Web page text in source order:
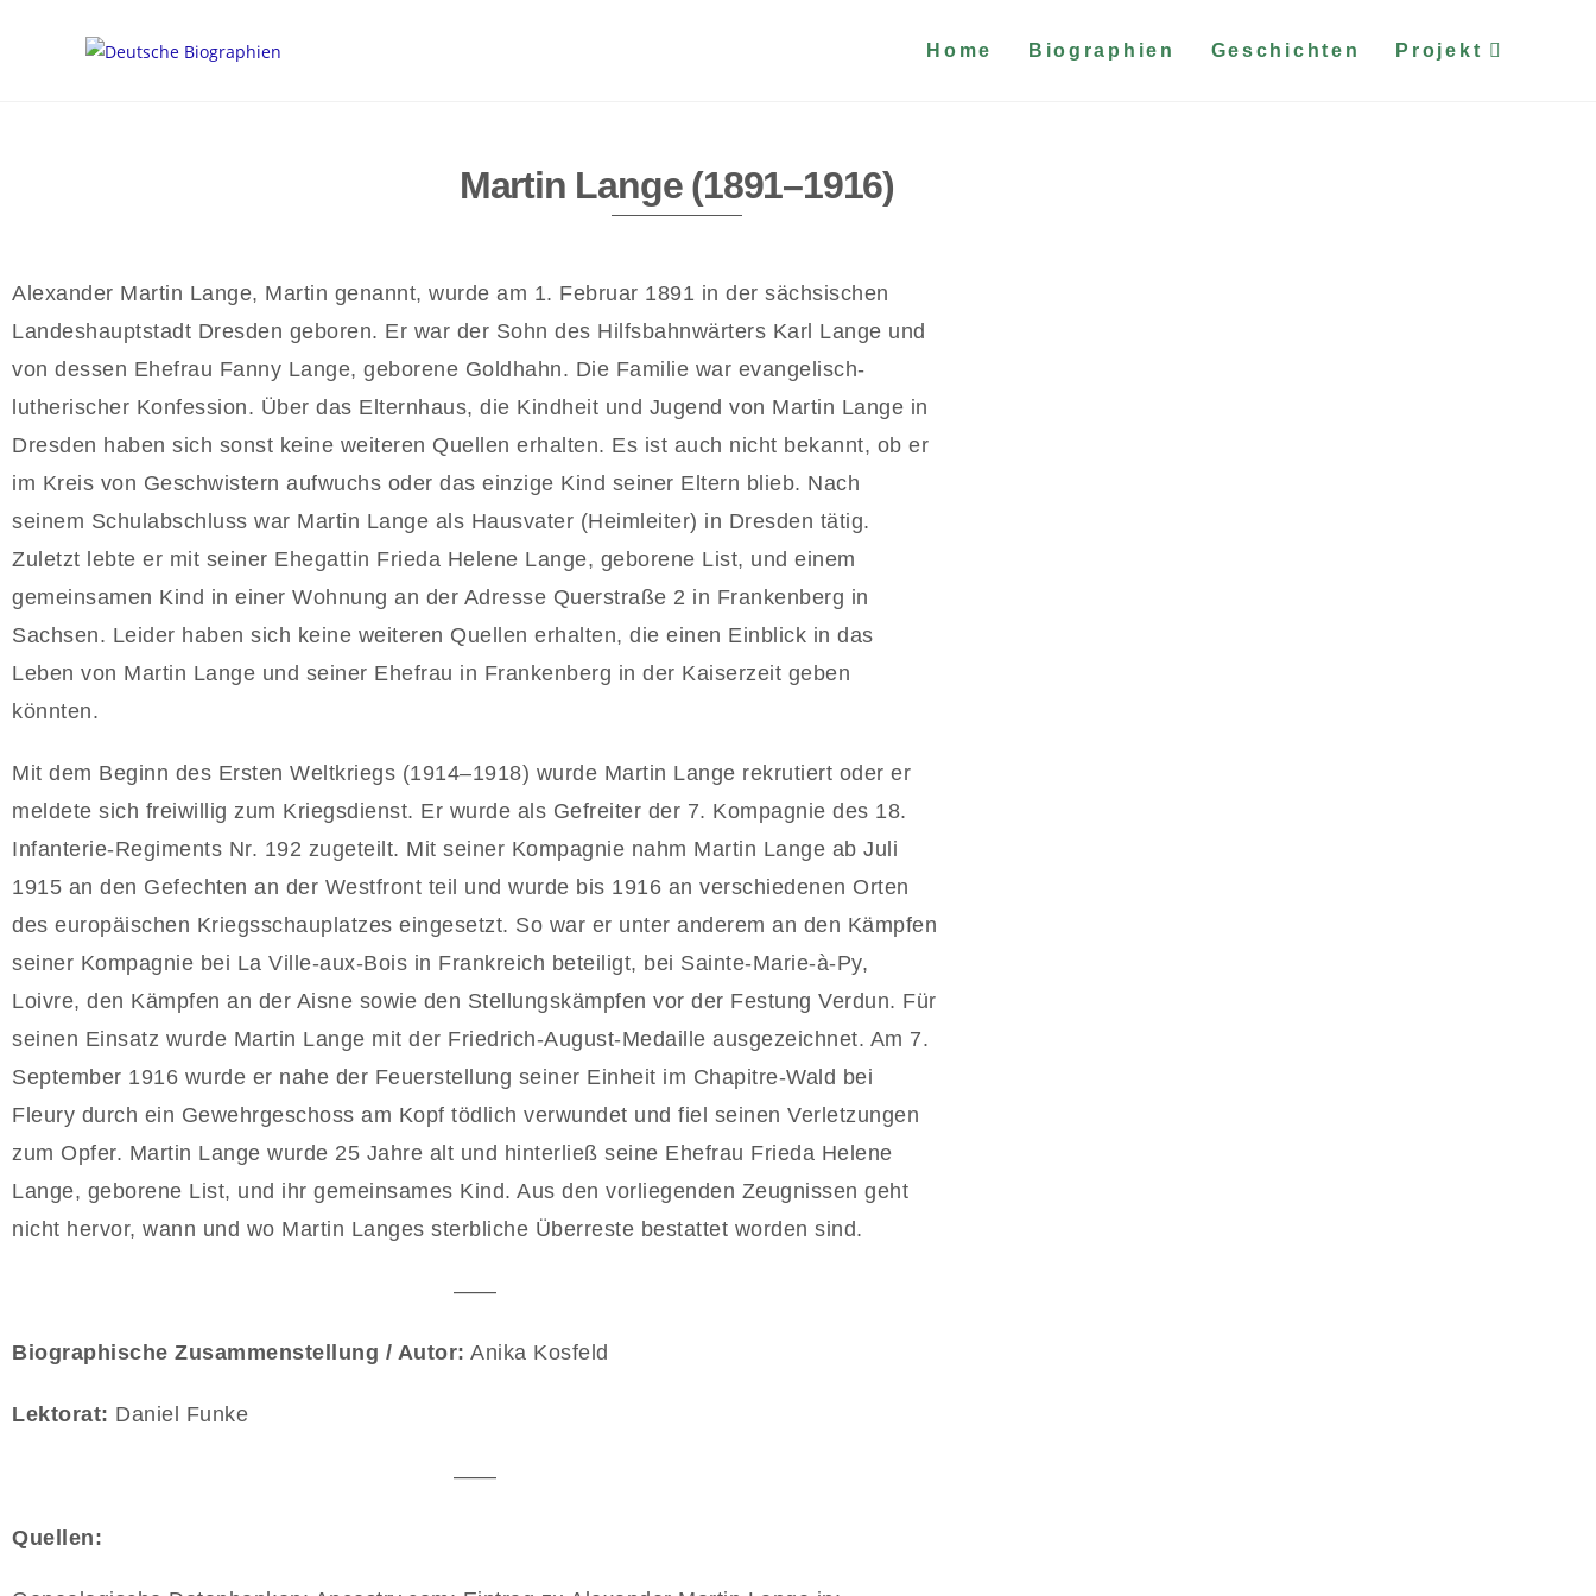
Home Biographien Geschichten Projekt
Martin Lange (1891–1916)
Alexander Martin Lange, Martin genannt, wurde am 1. Februar 1891 in der sächsischen
Landeshauptstadt Dresden geboren. Er war der Sohn des Hilfsbahnwärters Karl Lange und
von dessen Ehefrau Fanny Lange, geborene Goldhahn. Die Familie war evangelisch-
lutherischer Konfession. Über das Elternhaus, die Kindheit und Jugend von Martin Lange in
Dresden haben sich sonst keine weiteren Quellen erhalten. Es ist auch nicht bekannt, ob er
im Kreis von Geschwistern aufwuchs oder das einzige Kind seiner Eltern blieb. Nach
seinem Schulabschluss war Martin Lange als Hausvater (Heimleiter) in Dresden tätig.
Zuletzt lebte er mit seiner Ehegattin Frieda Helene Lange, geborene List, und einem
gemeinsamen Kind in einer Wohnung an der Adresse Querstraße 2 in Frankenberg in
Sachsen. Leider haben sich keine weiteren Quellen erhalten, die einen Einblick in das
Leben von Martin Lange und seiner Ehefrau in Frankenberg in der Kaiserzeit geben
könnten.
Mit dem Beginn des Ersten Weltkriegs (1914–1918) wurde Martin Lange rekrutiert oder er
meldete sich freiwillig zum Kriegsdienst. Er wurde als Gefreiter der 7. Kompagnie des 18.
Infanterie-Regiments Nr. 192 zugeteilt. Mit seiner Kompagnie nahm Martin Lange ab Juli
1915 an den Gefechten an der Westfront teil und wurde bis 1916 an verschiedenen Orten
des europäischen Kriegsschauplatzes eingesetzt. So war er unter anderem an den Kämpfen
seiner Kompagnie bei La Ville-aux-Bois in Frankreich beteiligt, bei Sainte-Marie-à-Py,
Loivre, den Kämpfen an der Aisne sowie den Stellungskämpfen vor der Festung Verdun. Für
seinen Einsatz wurde Martin Lange mit der Friedrich-August-Medaille ausgezeichnet. Am 7.
September 1916 wurde er nahe der Feuerstellung seiner Einheit im Chapitre-Wald bei
Fleury durch ein Gewehrgeschoss am Kopf tödlich verwundet und fiel seinen Verletzungen
zum Opfer. Martin Lange wurde 25 Jahre alt und hinterließ seine Ehefrau Frieda Helene
Lange, geborene List, und ihr gemeinsames Kind. Aus den vorliegenden Zeugnissen geht
nicht hervor, wann und wo Martin Langes sterbliche Überreste bestattet worden sind.
——
Biographische Zusammenstellung / Autor: Anika Kosfeld
Lektorat: Daniel Funke
——
Quellen: